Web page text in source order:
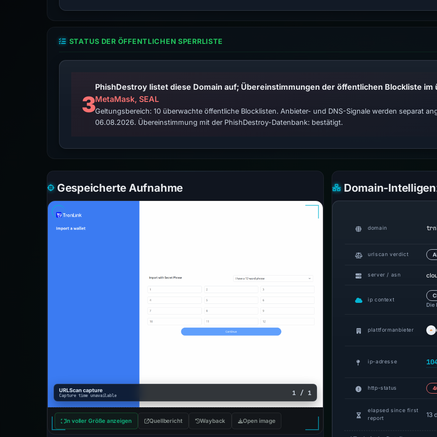
STATUS DER ÖFFENTLICHEN SPERRLISTE
3MetaMask, SEAL
Geltungsbereich: 10 überwachte öffentliche Blocklisten. Anbieter- und DNS-Signale werden separat
06.08.2026. Übereinstimmung mit der PhishDestroy-Datenbank: bestätigt.
Gespeicherte Aufnahme
URLScan capture
Capture time unavailable 1 / 1
In voller Größe anzeigen Quellbericht Wayback Open image
Domain-
domain
urlscan verdict
server / asn
ip context
Die
plattformanbieter
ip-adresse
http-status
elapsed since first
report
13